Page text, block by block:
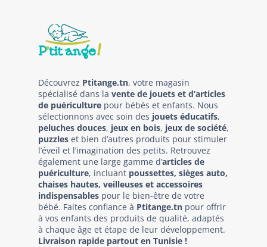
Découvrez Ptitange.tn, votre magasin
spécialisé dans la vente de jouets et d’articles
de puériculture pour bébés et enfants. Nous
sélectionnons avec soin des jouets éducatifs,
peluches douces, jeux en bois, jeux de société,
puzzles et bien d’autres produits pour stimuler
l’éveil et l’imagination des petits. Retrouvez
également une large gamme d’articles de
puériculture, incluant poussettes, sièges auto,
chaises hautes, veilleuses et accessoires
indispensables pour le bien-être de votre
bébé. Faites confiance à Ptitange.tn pour offrir
à vos enfants des produits de qualité, adaptés
à chaque âge et étape de leur développement.
Livraison rapide partout en Tunisie !